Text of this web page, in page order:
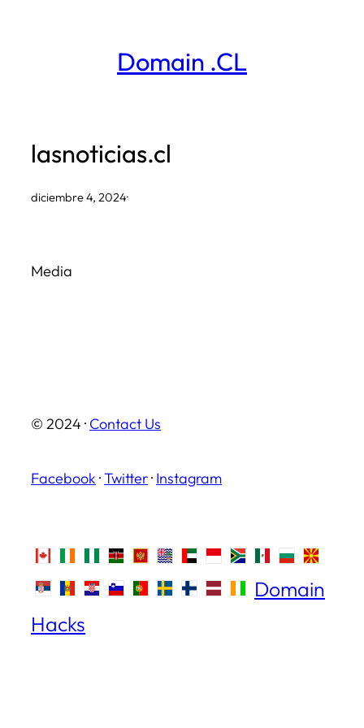
Domain .CL
lasnoticias.cl
diciembre 4, 2024·
Media
© 2024 · Contact Us
Facebook ·Twitter· Instagram
Domain
Hacks